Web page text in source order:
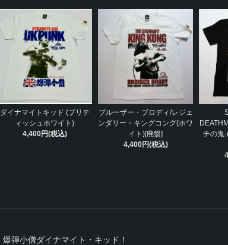
ダイナマイトキッド (ブリテ
ィッシュホワイト)
4,400円(税込)
ブルーザー・ブロディ/レジェ
ンダリー・キングコング(ホワ
イト)[廃盤]
4,400円(税込)
チの鬼
爆弾小僧ダイナマイト・キッド！